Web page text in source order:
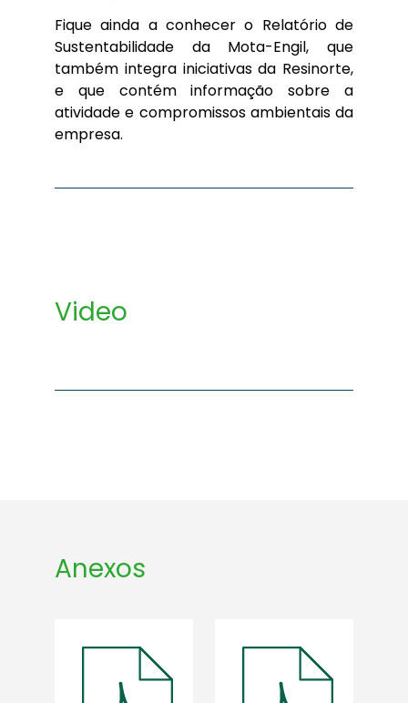
Fique ainda a conhecer o Relatório de
Sustentabilidade da Mota-Engil, que
também integra iniciativas da Resinorte,
e que contém informação sobre a
atividade e compromissos ambientais da
empresa.
Video
Anexos